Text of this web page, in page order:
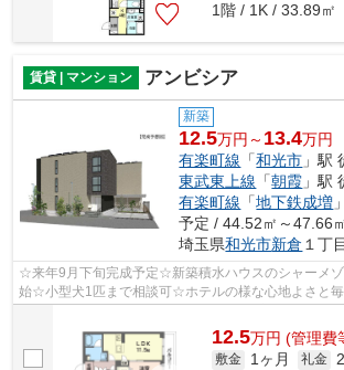
1階 / 1K / 33.89㎡
賃貸 | マンション アンビシア
新築
12.5万円～ 13.4万円
有楽町線 「和光市 」駅
東武東上線 「朝霞 」駅
有楽町線 「地下鉄成増
予定 / 44.52㎡～47.66
埼玉県和光市新倉 １丁
☆来年9月下旬完成予定☆新築積水ハウスのシャーメ
始☆小型犬1匹まで相談可☆ホテルの様な心地よさと
12.5万円 (管理費
敷金 1ヶ月 礼金